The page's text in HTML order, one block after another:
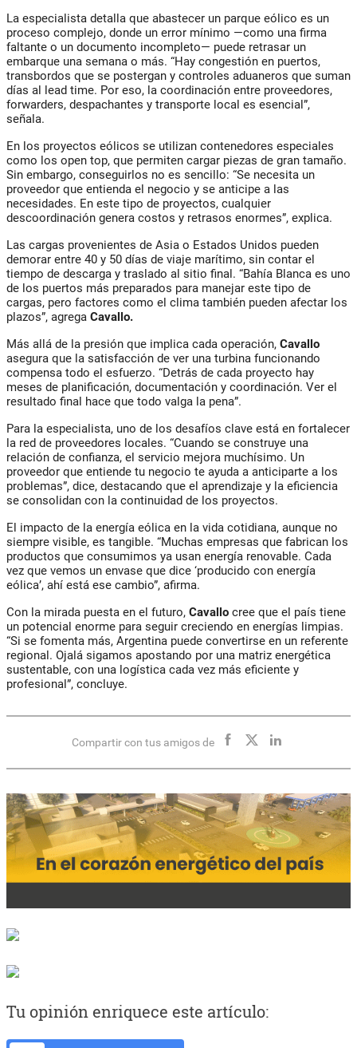
La especialista detalla que abastecer un parque eólico es un
proceso complejo, donde un error mínimo —como una firma
faltante o un documento incompleto— puede retrasar un
embarque una semana o más. “Hay congestión en puertos,
transbordos que se postergan y controles aduaneros que suman
días al lead time. Por eso, la coordinación entre proveedores,
forwarders, despachantes y transporte local es esencial”,
señala.
En los proyectos eólicos se utilizan contenedores especiales
como los open top, que permiten cargar piezas de gran tamaño.
Sin embargo, conseguirlos no es sencillo: “Se necesita un
proveedor que entienda el negocio y se anticipe a las
necesidades. En este tipo de proyectos, cualquier
descoordinación genera costos y retrasos enormes”, explica.
Las cargas provenientes de Asia o Estados Unidos pueden
demorar entre 40 y 50 días de viaje marítimo, sin contar el
tiempo de descarga y traslado al sitio final. “Bahía Blanca es uno
de los puertos más preparados para manejar este tipo de
cargas, pero factores como el clima también pueden afectar los
plazos”, agrega Cavallo.
Más allá de la presión que implica cada operación, Cavallo
asegura que la satisfacción de ver una turbina funcionando
compensa todo el esfuerzo. “Detrás de cada proyecto hay
meses de planificación, documentación y coordinación. Ver el
resultado final hace que todo valga la pena”.
Para la especialista, uno de los desafíos clave está en fortalecer
la red de proveedores locales. “Cuando se construye una
relación de confianza, el servicio mejora muchísimo. Un
proveedor que entiende tu negocio te ayuda a anticiparte a los
problemas”, dice, destacando que el aprendizaje y la eficiencia
se consolidan con la continuidad de los proyectos.
El impacto de la energía eólica en la vida cotidiana, aunque no
siempre visible, es tangible. “Muchas empresas que fabrican los
productos que consumimos ya usan energía renovable. Cada
vez que vemos un envase que dice ‘producido con energía
eólica’, ahí está ese cambio”, afirma.
Con la mirada puesta en el futuro, Cavallo cree que el país tiene
un potencial enorme para seguir creciendo en energías limpias.
“Si se fomenta más, Argentina puede convertirse en un referente
regional. Ojalá sigamos apostando por una matriz energética
sustentable, con una logística cada vez más eficiente y
profesional”, concluye.
Compartir con tus amigos de
Tu opinión enriquece este artículo: